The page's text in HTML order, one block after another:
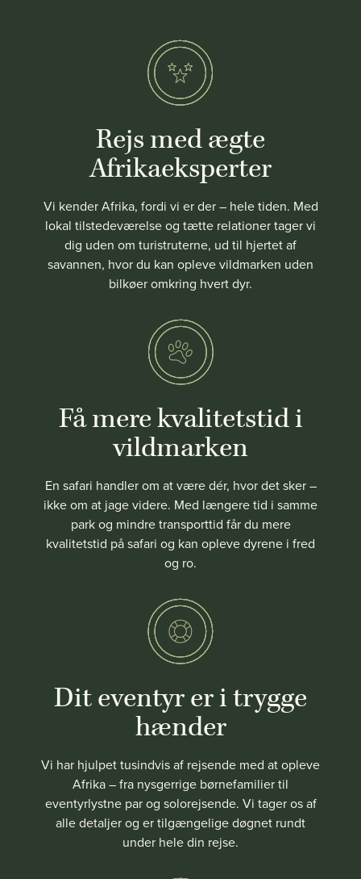
Rejs med ægte
Afrikaeksperter
Vi kender Afrika, fordi vi er der – hele tiden. Med
lokal tilstedeværelse og tætte relationer tager vi
dig uden om turistruterne, ud til hjertet af
savannen, hvor du kan opleve vildmarken uden
bilkøer omkring hvert dyr.
Få mere kvalitetstid i
vildmarken
En safari handler om at være dér, hvor det sker –
ikke om at jage videre. Med længere tid i samme
park og mindre transporttid får du mere
kvalitetstid på safari og kan opleve dyrene i fred
og ro.
Dit eventyr er i trygge
hænder
Vi har hjulpet tusindvis af rejsende med at opleve
Afrika – fra nysgerrige børnefamilier til
eventyrlystne par og solorejsende. Vi tager os af
alle detaljer og er tilgængelige døgnet rundt
under hele din rejse.